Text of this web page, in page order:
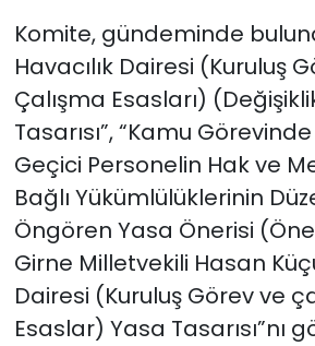
Komite, gündeminde
Havacılık Dairesi (Kuruluş
Çalışma Esasları)
Tasarısı”, “Kamu
Geçici Personelin Hak ve
Bağlı Yükümlülüklerinin
Öngören Yasa Önerisi
Girne Milletvekili Hasan
Dairesi (Kuruluş Görev ve
Esaslar) Yasa Tasarısı”nı